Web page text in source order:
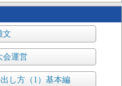
文
会運営
し方（1）基本編